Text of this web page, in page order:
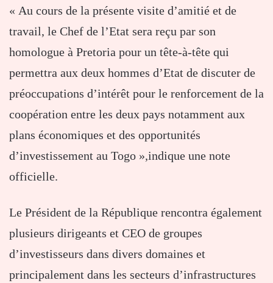
« Au cours de la présente visite d’amitié et de
travail, le Chef de l’Etat sera reçu par son
homologue à Pretoria pour un tête-à-tête qui
permettra aux deux hommes d’Etat de discuter de
préoccupations d’intérêt pour le renforcement de la
coopération entre les deux pays notamment aux
plans économiques et des opportunités
d’investissement au Togo »,indique une note
officielle.
Le Président de la République rencontra également
plusieurs dirigeants et CEO de groupes
d’investisseurs dans divers domaines et
principalement dans les secteurs d’infrastructures